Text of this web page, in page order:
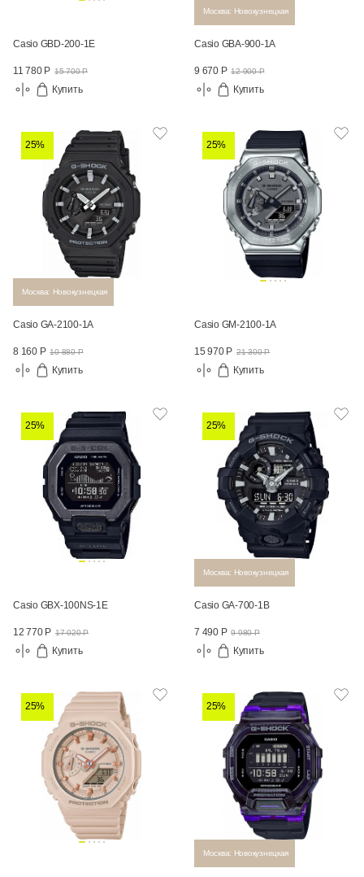
Casio GBD-200-1E
11 780 Р 15 700 Р
Купить
Москва: Новокузнецкая
Casio GBA-900-1A
9 670 Р 12 900 Р
Купить
25%
Москва: Новокузнецкая
Casio GA-2100-1A
8 160 Р 10 880 Р
Купить
25%
Casio GM-2100-1A
15 970 Р 21 300 Р
Купить
25%
Casio GBX-100NS-1E
12 770 Р 17 020 Р
Купить
25%
Москва: Новокузнецкая
Casio GA-700-1B
7 490 Р 9 980 Р
Купить
25% 25%
Москва: Новокузнецкая